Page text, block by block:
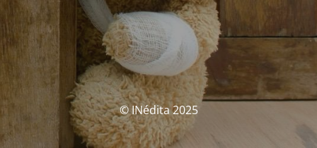
© INédita 2025